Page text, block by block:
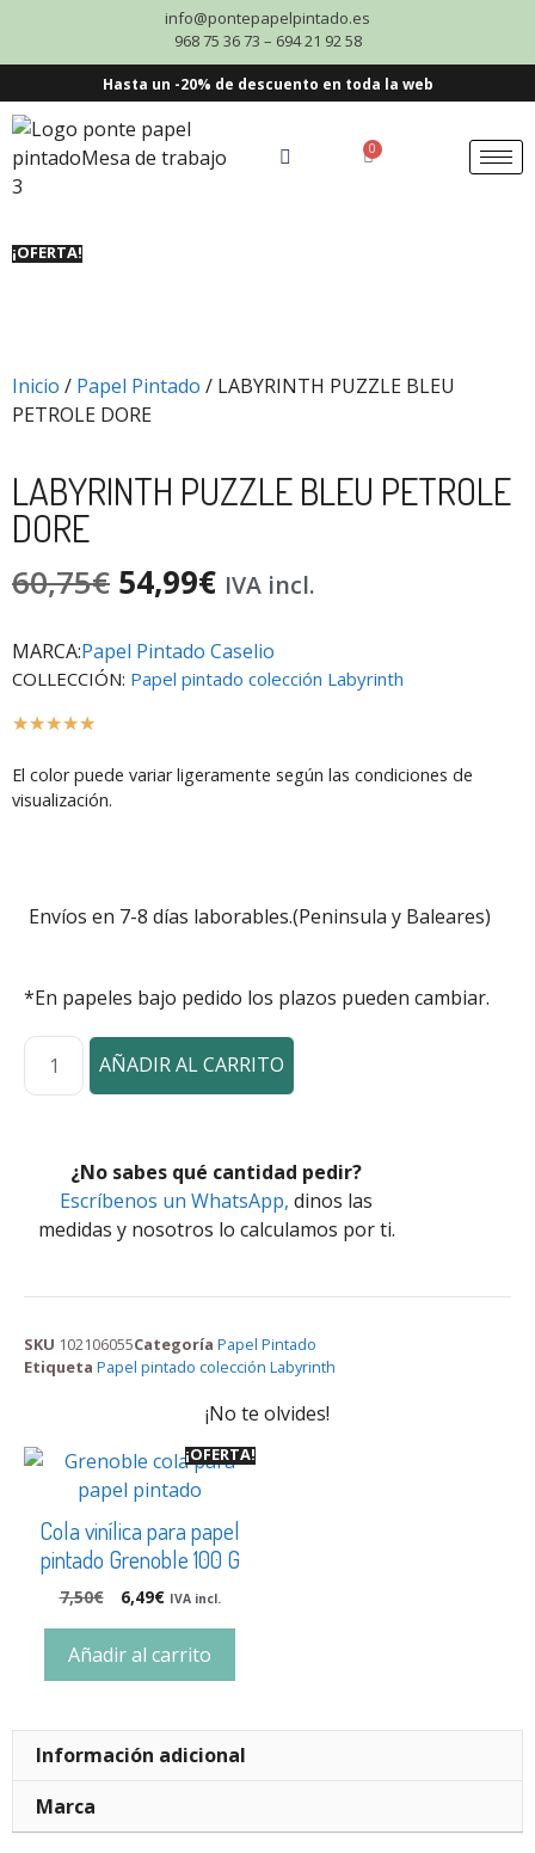
info@pontepapelpintado.es
968 75 36 73 – 694 21 92 58
Hasta un -20% de descuento en toda la web
0
¡OFERTA!
Inicio / Papel Pintado / LABYRINTH PUZZLE BLEU
PETROLE DORE
LABYRINTH PUZZLE BLEU PETROLE
DORE
60,75€ 54,99€ IVA incl.
MARCA:Papel Pintado Caselio
COLLECCIÓN: Papel pintado colección Labyrinth
☆☆☆☆☆
El color puede variar ligeramente según las condiciones de
visualización.
Envíos en 7-8 días laborables.(Peninsula y Baleares)
*En papeles bajo pedido los plazos pueden cambiar.
AÑADIR AL CARRITO
¿No sabes qué cantidad pedir?
Escríbenos un WhatsApp, dinos las
medidas y nosotros lo calculamos por ti.
SKU 102106055Categoría Papel Pintado
Etiqueta Papel pintado colección Labyrinth
¡No te olvides!
¡OFERTA!
Cola vinílica para papel
pintado Grenoble 100 G
7,50€ 6,49€ IVA incl.
Añadir al carrito
Información adicional
Marca